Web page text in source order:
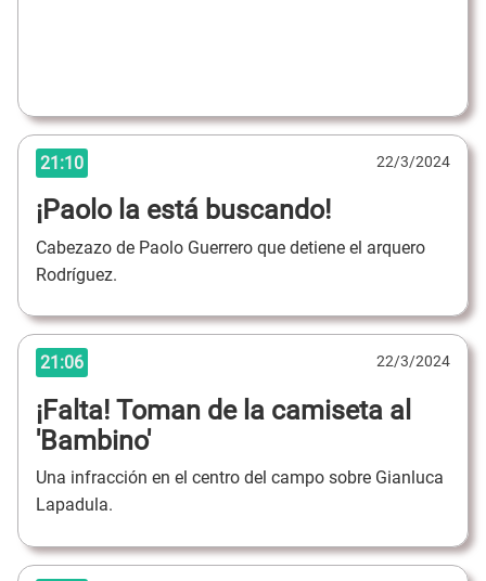
21:10 22/3/2024
¡Paolo la está buscando!
Cabezazo de Paolo Guerrero que detiene el arquero
Rodríguez.
21:06 22/3/2024
¡Falta! Toman de la camiseta al
'Bambino'
Una infracción en el centro del campo sobre Gianluca
Lapadula.